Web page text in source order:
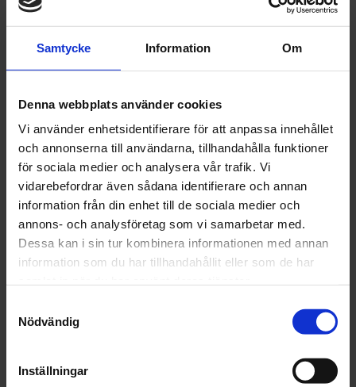
Samtycke Information Om
Denna webbplats använder cookies
Vi använder enhetsidentifierare för att anpassa innehållet
och annonserna till användarna, tillhandahålla funktioner
för sociala medier och analysera vår trafik. Vi
vidarebefordrar även sådana identifierare och annan
information från din enhet till de sociala medier och
annons- och analysföretag som vi samarbetar med.
Dessa kan i sin tur kombinera informationen med annan
information som du har tillhandahållit eller som de har
Nödvändig
Inställningar
latexpappersbaksida
som är tjockare i grövre korn för att stödja mer aggressiva
sliparbeten
• No-Fil®-skiktet tillsätts för att motstå belastning och är
eliminerar risken för färgöverföring till ytan
58 kr
Fri frakt över 1500kr